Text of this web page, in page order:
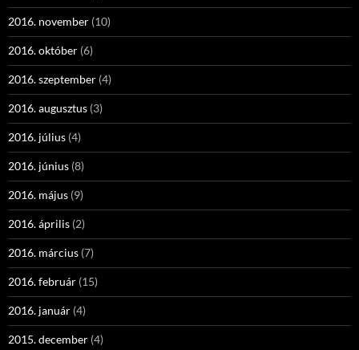
2016. november (10)
2016. október (6)
2016. szeptember (4)
2016. augusztus (3)
2016. július (4)
2016. június (8)
2016. május (9)
2016. április (2)
2016. március (7)
2016. február (15)
2016. január (4)
2015. december (4)